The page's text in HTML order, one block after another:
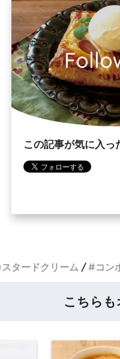
この記事が気に入っ
スタードクリーム コン
こちらも